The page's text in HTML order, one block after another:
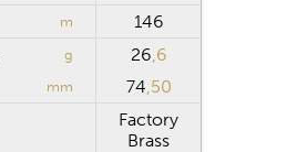
m
146
g 26,6
mm 74,50
Factory
Brass